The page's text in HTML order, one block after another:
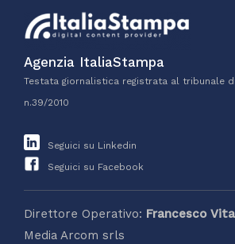
Agenzia ItaliaStampa
Testata giornalistica registrata al tribunale
n.39/2010
Seguici su Linkedin
Seguici su Facebook
Direttore Operativo: Francesco
Media Arcom srls